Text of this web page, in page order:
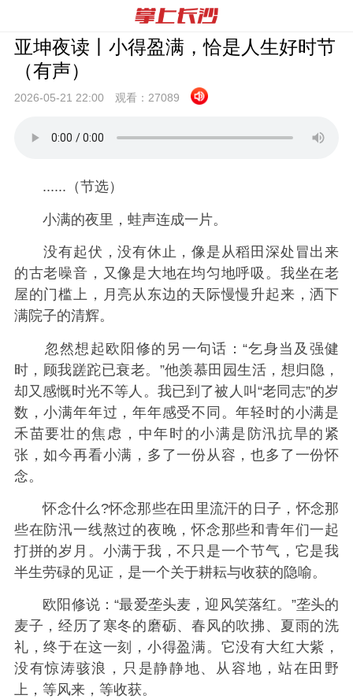
亚坤夜读丨小得盈满，恰是人生好时节
（有声）
2026-05-21 22:00 观看： 27089
......（节选）
小满的夜里，蛙声连成一片。
没有起伏，没有休止，像是从稻田深处冒出来
的古老噪音，又像是大地在均匀地呼吸。我坐在老
屋的门槛上，月亮从东边的天际慢慢升起来，洒下
满院子的清辉。
忽然想起欧阳修的另一句话：“乞身当及强健
时，顾我蹉跎已衰老。”他羡慕田园生活，想归隐，
却又感慨时光不等人。我已到了被人叫“老同志”的岁
数，小满年年过，年年感受不同。年轻时的小满是
禾苗要壮的焦虑，中年时的小满是防汛抗旱的紧
张，如今再看小满，多了一份从容，也多了一份怀
念。
怀念什么?怀念那些在田里流汗的日子，怀念那
些在防汛一线熬过的夜晚，怀念那些和青年们一起
打拼的岁月。小满于我，不只是一个节气，它是我
半生劳碌的见证，是一个关于耕耘与收获的隐喻。
欧阳修说：“最爱垄头麦，迎风笑落红。”垄头的
麦子，经历了寒冬的磨砺、春风的吹拂、夏雨的洗
礼，终于在这一刻，小得盈满。它没有大红大紫，
没有惊涛骇浪，只是静静地、从容地，站在田野
上，等风来，等收获。